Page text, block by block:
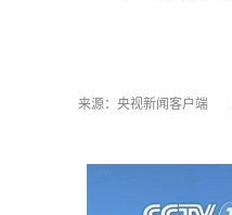
来源：央视新闻客户端